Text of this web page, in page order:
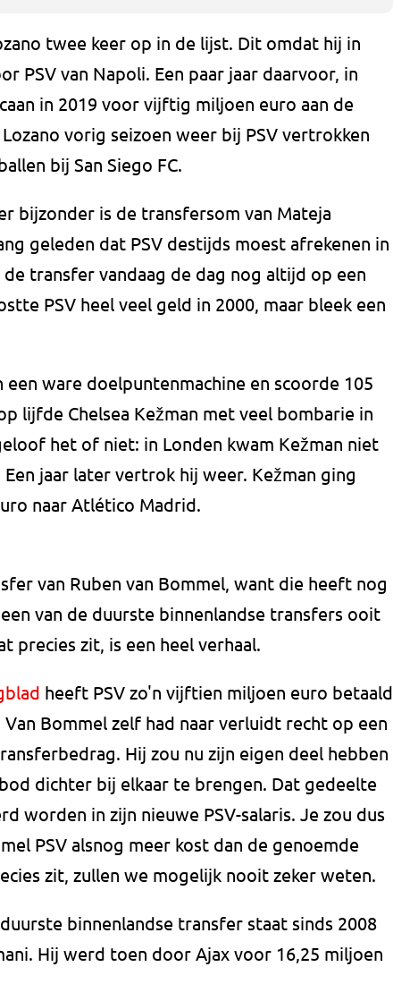
twee keer op in de lijst. Dit omdat hij in
PSV van Napoli. Een paar jaar daarvoor, in
in 2019 voor vijftig miljoen euro aan de
vorig seizoen weer bij PSV vertrokken
bij San Siego FC.
bijzonder is de transfersom van Mateja
geleden dat PSV destijds moest afrekenen in
transfer vandaag de dag nog altijd op een
PSV heel veel geld in 2000, maar bleek een
een ware doelpuntenmachine en scoorde 105
lijfde Chelsea Kežman met veel bombarie in
het of niet: in Londen kwam Kežman niet
jaar later vertrok hij weer. Kežman ging
naar Atlético Madrid.
van Ruben van Bommel, want die heeft nog
van de duurste binnenlandse transfers ooit
precies zit, is een heel verhaal.
heeft PSV zo'n vijftien miljoen euro betaald
Bommel zelf had naar verluidt recht op een
Hij zou nu zijn eigen deel hebben
dichter bij elkaar te brengen. Dat gedeelte
worden in zijn nieuwe PSV-salaris. Je zou dus
PSV alsnog meer kost dan de genoemde
zit, zullen we mogelijk nooit zeker weten.
binnenlandse transfer staat sinds 2008
Hij werd toen door Ajax voor 16,25 miljoen